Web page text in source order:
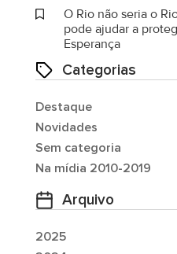
O Rio não seria o
pode ajudar a
Esperança
Categorias
Destaque
Novidades
Sem categoria
Na mídia 2010-2019
Arquivo
2025